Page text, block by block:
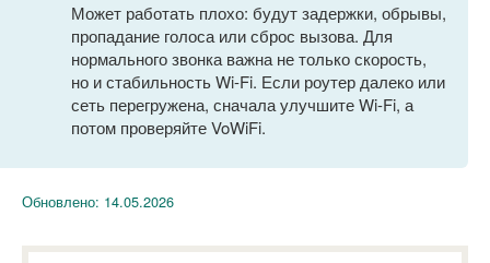
Может работать плохо: будут задержки, обрывы,
пропадание голоса или сброс вызова. Для
нормального звонка важна не только скорость,
но и стабильность Wi-Fi. Если роутер далеко или
сеть перегружена, сначала улучшите Wi-Fi, а
потом проверяйте VoWiFi.
Обновлено: 14.05.2026